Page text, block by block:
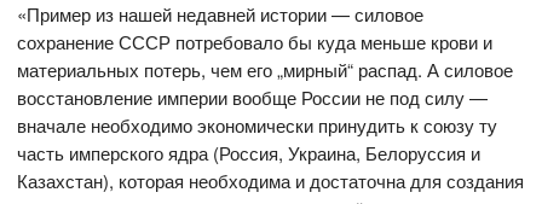
«Пример из нашей недавней истории — силовое
сохранение СССР потребовало бы куда меньше крови и
материальных потерь, чем его „мирный“ распад. А силовое
восстановление империи вообще России не под силу —
вначале необходимо экономически принудить к союзу ту
часть имперского ядра (Россия, Украина, Белоруссия и
Казахстан), которая необходима и достаточна для создания